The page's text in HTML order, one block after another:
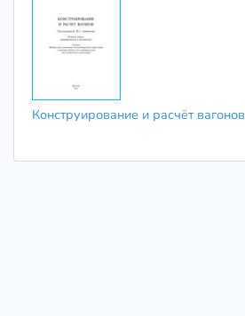
Конструирование и расчёт вагонов